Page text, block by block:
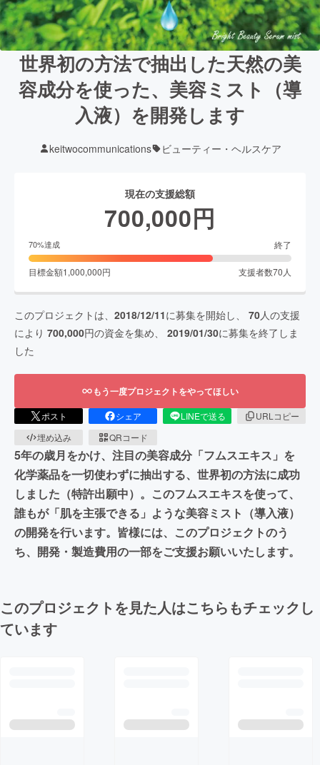
世界初の方法で抽出した天然の美
容成分を使った、美容ミスト（導
入液）を開発します
keitwocommunications ビューティー・ヘルスケア
現在の支援総額
700,000円
70%達成 終了
目標金額1,000,000円 支援者数70 人
このプロジェクトは、 2018/12/11に募集を開始し、 70人の支援
により 700,000円の資金を集め、 2019/01/30に募集を終了しま
した
もう一度プロジェクトをやってほしい
ポスト シェア LINEで送る
URLコピー
埋め込み
QRコード
5年の歳月をかけ、注目の美容成分「フムスエキス」を
化学薬品を一切使わずに抽出する、世界初の方法に成功
しました（特許出願中）。このフムスエキスを使って、
誰もが「肌を主張できる」ような美容ミスト（導入液）
の開発を行います。皆様には、このプロジェクトのう
ち、開発・製造費用の一部をご支援お願いいたします。
このプロジェクトを見た人はこちらもチェックし
ています